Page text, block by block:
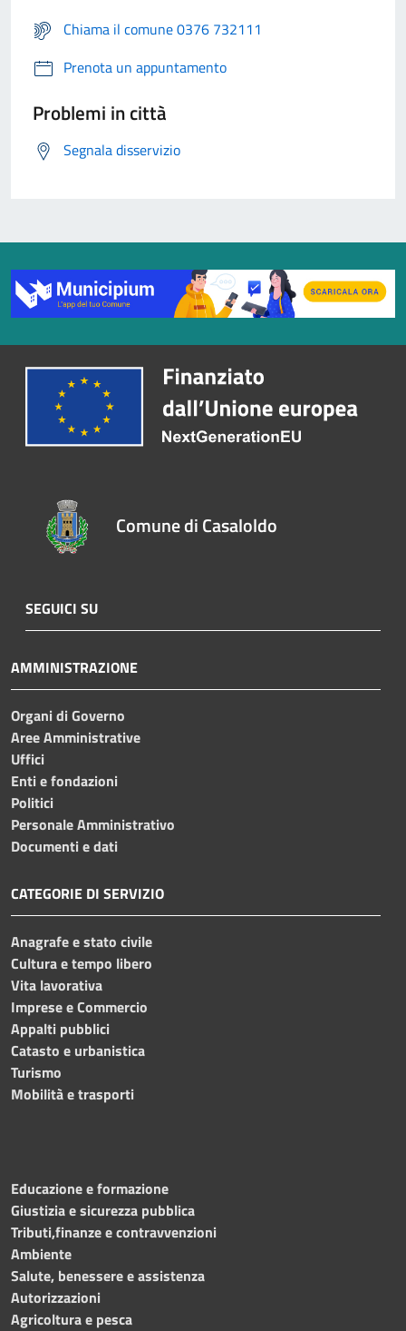
Chiama il comune 0376 732111
Prenota un appuntamento
Problemi in città
Segnala disservizio
Comune di Casaloldo
SEGUICI SU
AMMINISTRAZIONE
Organi di Governo
Aree Amministrative
Uffici
Enti e fondazioni
Politici
Personale Amministrativo
Documenti e dati
CATEGORIE DI SERVIZIO
Anagrafe e stato civile
Cultura e tempo libero
Vita lavorativa
Imprese e Commercio
Appalti pubblici
Catasto e urbanistica
Turismo
Mobilità e trasporti
Educazione e formazione
Giustizia e sicurezza pubblica
Tributi,finanze e contravvenzioni
Ambiente
Salute, benessere e assistenza
Autorizzazioni
Agricoltura e pesca